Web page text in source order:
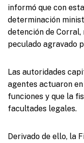
informó que con
determinación
detención de
peculado agravado
Las autoridades
agentes actuaron
funciones y que la
facultades legales.
Derivado de ello, la